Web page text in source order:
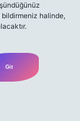
bildirmeniz halinde,